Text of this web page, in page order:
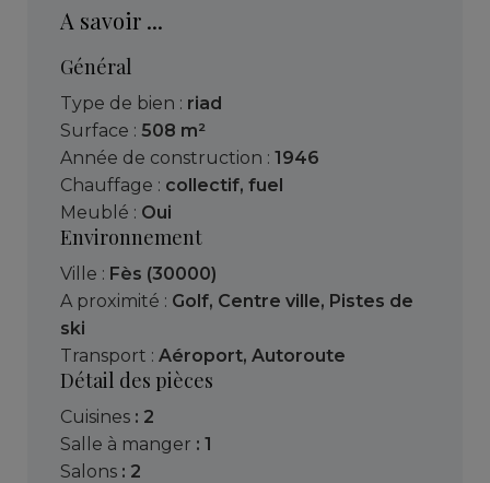
A savoir ...
Général
Type de bien : riad
Surface : 508 m²
Année de construction : 1946
Chauffage : collectif, fuel
Meublé : Oui
Environnement
Ville : Fès (30000)
A proximité : Golf, Centre ville, Pistes de
ski
Transport : Aéroport, Autoroute
Détail des pièces
cuisines : 2
salle à manger : 1
salons : 2